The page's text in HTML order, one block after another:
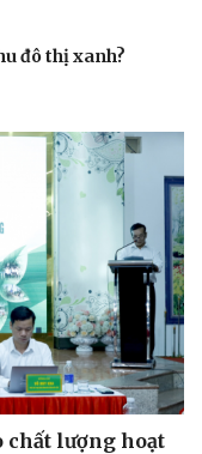
đô thị xanh?
chất lượng hoạt